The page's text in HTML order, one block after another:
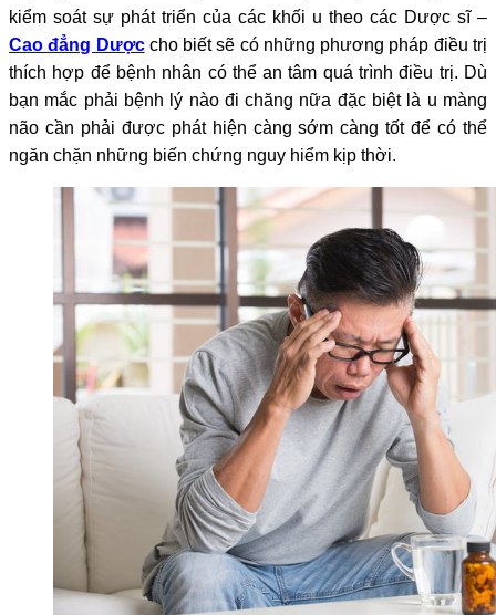
kiểm soát sự phát triển của các khối u theo các Dược sĩ –
Cao đẳng Dượccho biết sẽ có những phương pháp điều trị
thích hợp để bệnh nhân có thể an tâm quá trình điều trị. Dù
bạn mắc phải bệnh lý nào đi chăng nữa đặc biệt là u màng
não cần phải được phát hiện càng sớm càng tốt để có thể
ngăn chặn những biến chứng nguy hiểm kịp thời.